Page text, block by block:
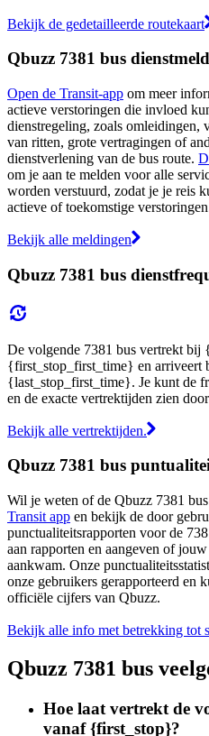
Bekijk de gedetailleerde routekaart
Qbuzz 7381 bus
Open de Transit-app om meer
actieve verstoringen die invloed
dienstregeling, zoals omleidingen,
van ritten, grote vertragingen of
dienstverlening van de bus route.
om je aan te melden voor alle
worden verstuurd, zodat je je reis
actieve of toekomstige
Bekijk alle meldingen
Qbuzz 7381 bus
De volgende 7381 bus vertrekt bij
{first_stop_first_time} en arriveert
{last_stop_first_time}. Je kunt de
en de exacte vertrektijden zien
Bekijk alle vertrektijden.
Qbuzz 7381 bus
Wil je weten of de Qbuzz 7381
Transit app en bekijk de door
punctualiteitsrapporten voor de
aan rapporten en aangeven of
aankwam. Onze
onze gebruikers gerapporteerd en
officiële cijfers van Qbuzz.
Bekijk alle info met betrekking tot
Qbuzz 7381 bus
Hoe laat vertrekt de
vanaf {first_stop}?